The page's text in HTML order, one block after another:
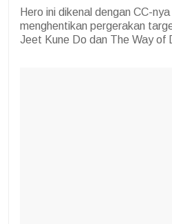
Hero ini dikenal dengan CC-
menghentikan pergerakan
Jeet Kune Do dan The Way of